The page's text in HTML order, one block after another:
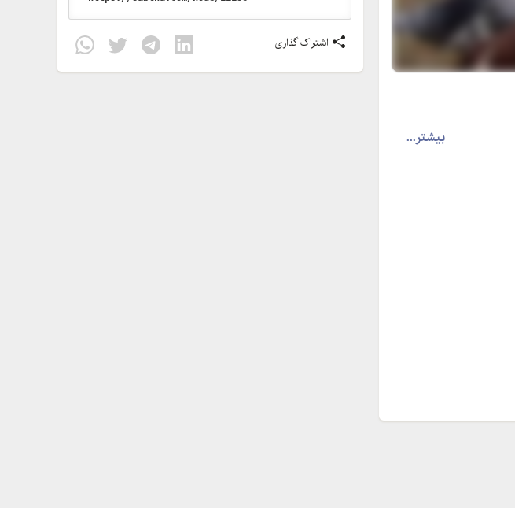
بیشتر...
اشتراک گذاری